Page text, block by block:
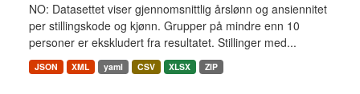
NO: Datasettet viser gjennomsnittlig årslønn og ansiennitet
per stillingskode og kjønn. Grupper på mindre enn 10
personer er ekskludert fra resultatet. Stillinger med...
JSON XML yaml CSV XLSX ZIP